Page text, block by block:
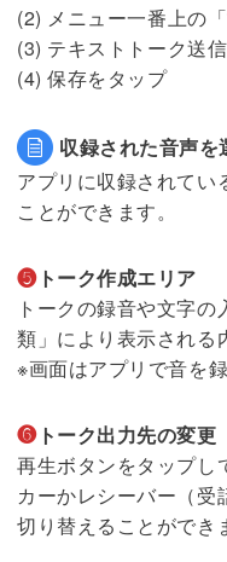
(2) メニュー一番上の
(3) テキストトーク送
(4) 保存をタップ
収録された音声を
アプリに収録されてい
ことができます。
❺トーク作成エリア
トークの録音や文字
類」により表示される
※画面はアプリで音を
❻トーク出力先の変更
再生ボタンをタップし
カーかレシーバー（受
切り替えることができ